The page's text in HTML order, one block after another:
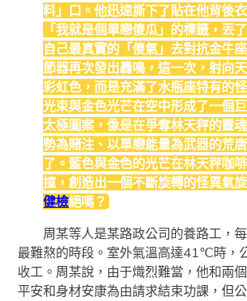
料」口。他迅速撕下了貼在他背後
「我就是個單戀傻瓜」的標籤，丟
自己最真實的「傻氣」去對抗金牛
節器再次發出轟鳴，這一次，射向
彩虹色，而是充滿了水瓶座特有的
光束與金色光芒在空中形成了一個
太極圖案，像是在爭奪林天秤的靈
勢為賭注、以單戀能量為武器的荒
了。藍色與金色的光芒在林天秤咖
撞，創造出一個不斷旋轉的怪異氣
健檢絕嗎？
周某等人是某路政公司的養路工，
最難熬的時段。室外氣溫高達41℃時，
收工。周某說，由于熾烈難當，他和兩
平安和身材安康為由請求結束功課，但